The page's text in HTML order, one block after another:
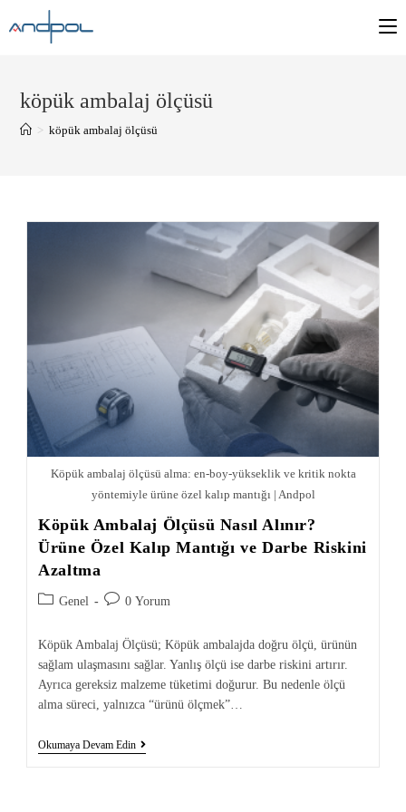
köpük ambalaj ölçüsü
> köpük ambalaj ölçüsü
Köpük ambalaj ölçüsü alma: en-boy-yükseklik ve kritik nokta
yöntemiyle ürüne özel kalıp mantığı | Andpol
Köpük Ambalaj Ölçüsü Nasıl Alınır?
Ürüne Özel Kalıp Mantığı ve Darbe Riskini
Azaltma
Genel 0 Yorum
Köpük Ambalaj Ölçüsü; Köpük ambalajda doğru ölçü, ürünün
sağlam ulaşmasını sağlar. Yanlış ölçü ise darbe riskini artırır.
Ayrıca gereksiz malzeme tüketimi doğurur. Bu nedenle ölçü
alma süreci, yalnızca “ürünü ölçmek”…
Okumaya Devam Edin